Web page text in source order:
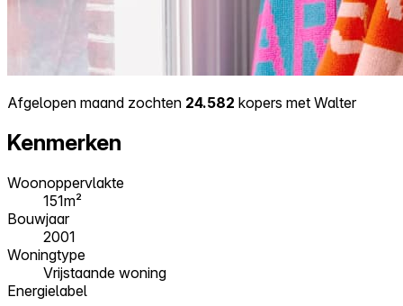
Afgelopen maand zochten 24.582 kopers met Walter
Kenmerken
Woonoppervlakte
151m²
Bouwjaar
2001
Woningtype
Vrijstaande woning
Energielabel